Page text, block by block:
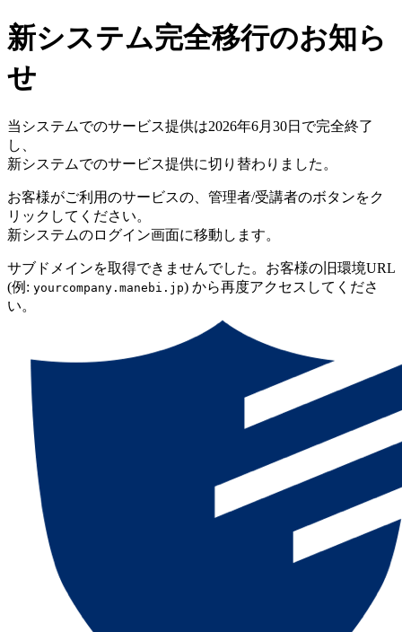
新システム完全移行のお知ら
せ
当システムでのサービス提供は2026年6月30日で完全終了
し、
新システムでのサービス提供に切り替わりました。
お客様がご利用のサービスの、管理者/受講者のボタンをク
リックしてください。
新システムのログイン画面に移動します。
サブドメインを取得できませんでした。お客様の旧環境URL
(例: yourcompany.manebi.jp) から再度アクセスしてくださ
い。